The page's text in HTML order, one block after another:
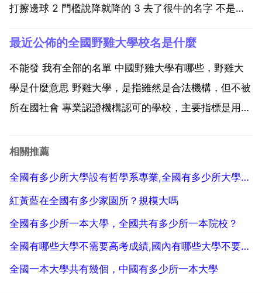
打擦邊球 2 門檻說降就降的 3 去了很牛的名字 不是，
沒有經過認證的學校，習慣上成為野雞大學。美國沒有
全國範圍的大學 出了軍校 只有州立性質的大學。具...
最近公佈的全國野雞大學校名是什麼
不能發 我有全部的名單 中國野雞大學有哪些，野雞大
學是什麼意思 野雞大學，是指雖然是合法機構，但不被
所在國社會 專業認證機構認可的學校，主要指標是用人
正規學校全部不接受該學校的學生轉學分，同時文憑不
相關推薦
全國有多少所大學設有哲學系專業,全國有多少所大學有哲學系
紅黃藍在全國有多少家園所？規模大嗎
全國有多少所一本大學，全國共有多少所一本院校？
全國有哪些大學不需要高考成績,國內有哪些大學不要高考成績就能上？
全國一本大學共有幾個，中國有多少所一本大學